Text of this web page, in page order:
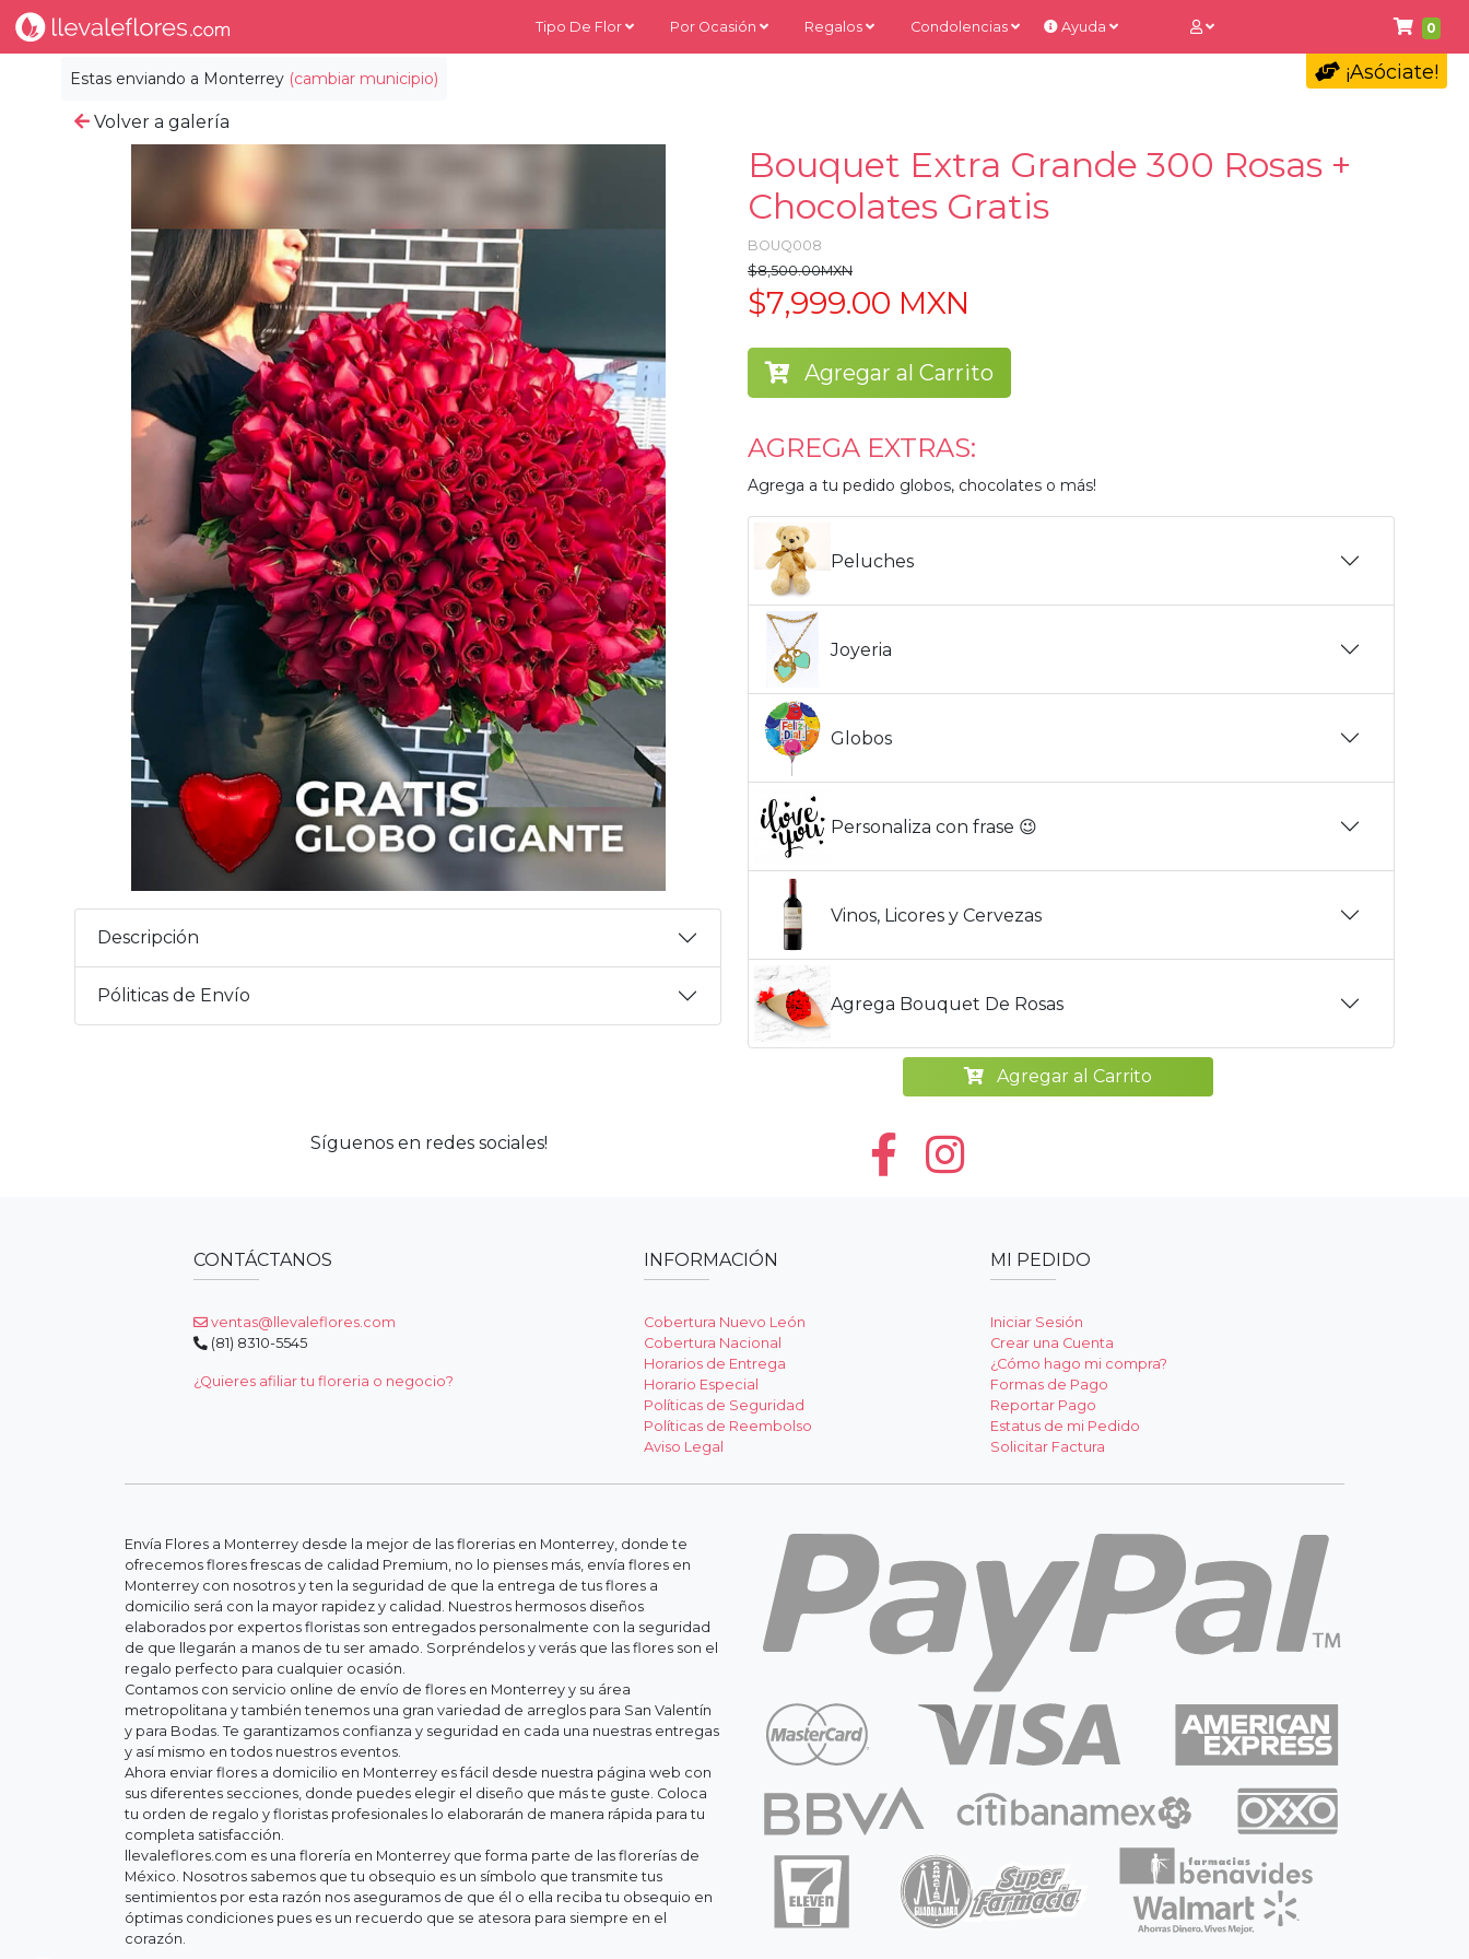
0
Estas enviando a Monterrey (cambiar municipio)
Tipo De Flor Por Ocasión Regalos Condolencias Ayuda
¡Asóciate!
Volver a galería
Descripción
Póliticas de Envío
Bouquet Extra Grande 300 Rosas +
Chocolates Gratis
BOUQ008
$8,500.00MXN
$7,999.00 MXN
Agregar al Carrito
AGREGA EXTRAS:
Agrega a tu pedido globos, chocolates o más!
Peluches
Joyeria
Globos
Personaliza con frase 😉
Vinos, Licores y Cervezas
Agrega Bouquet De Rosas
Agregar al Carrito
Síguenos en redes sociales!
CONTÁCTANOS
ventas@llevaleflores.com
(81) 8310-5545
¿Quieres afiliar tu floreria o negocio?
INFORMACIÓN
Cobertura Nuevo León
Cobertura Nacional
Horarios de Entrega
Horario Especial
Políticas de Seguridad
Políticas de Reembolso
Aviso Legal
MI PEDIDO
Iniciar Sesión
Crear una Cuenta
¿Cómo hago mi compra?
Formas de Pago
Reportar Pago
Estatus de mi Pedido
Solicitar Factura
Envía Flores a Monterrey desde la mejor de las florerias en Monterrey, donde te
ofrecemos flores frescas de calidad Premium, no lo pienses más, envía flores en
Monterrey con nosotros y ten la seguridad de que la entrega de tus flores a
domicilio será con la mayor rapidez y calidad. Nuestros hermosos diseños
elaborados por expertos floristas son entregados personalmente con la seguridad
de que llegarán a manos de tu ser amado. Sorpréndelos y verás que las flores son el
regalo perfecto para cualquier ocasión.
Contamos con servicio online de envío de flores en Monterrey y su área
metropolitana y también tenemos una gran variedad de arreglos para San Valentín
y para Bodas. Te garantizamos confianza y seguridad en cada una nuestras entregas
y así mismo en todos nuestros eventos.
Ahora enviar flores a domicilio en Monterrey es fácil desde nuestra página web con
sus diferentes secciones, donde puedes elegir el diseño que más te guste. Coloca
tu orden de regalo y floristas profesionales lo elaborarán de manera rápida para tu
completa satisfacción.
llevaleflores.com es una florería en Monterrey que forma parte de las florerías de
México. Nosotros sabemos que tu obsequio es un símbolo que transmite tus
sentimientos por esta razón nos aseguramos de que él o ella reciba tu obsequio en
óptimas condiciones pues es un recuerdo que se atesora para siempre en el
corazón.